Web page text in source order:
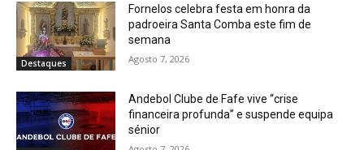
Destaques
Fornelos celebra festa em honra da
padroeira Santa Comba este fim de
semana
Agosto 7, 2026
Andebol Clube de Fafe vive “crise
financeira profunda” e suspende equipa
sénior